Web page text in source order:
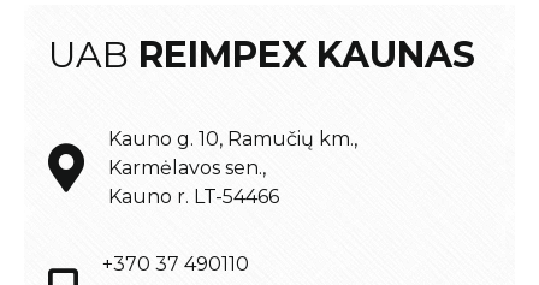
UAB REIMPEX KAUNAS
Kauno g. 10, Ramučių km.,
Karmėlavos sen.,
Kauno r. LT-54466
+370 37 490110